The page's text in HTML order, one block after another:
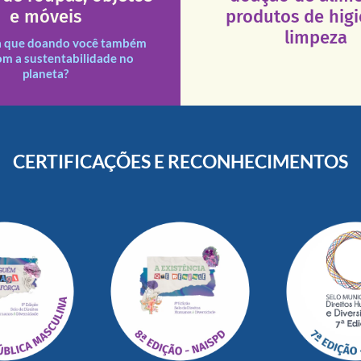
e móveis
que doando você também
a sustentabilidade no
planeta?
doações recebidas são
e divididas entre nossas
assim como outras
necessitadas.
produtos de
limpeza
Esses tipos de produtos
necessários em nossas
CERTIFICAÇÕES E RECONHECIMENTOS